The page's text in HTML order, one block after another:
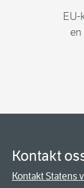
EU-
Kontakt
Kontakt Statens